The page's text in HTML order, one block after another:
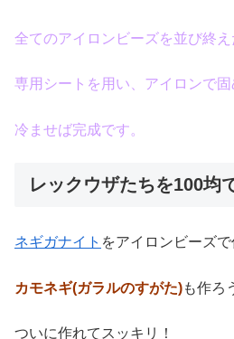
全てのアイロンビーズを並び終え
専用シートを用い、アイロンで固
冷ませば完成です。
レックウザたちを100均
ネギガナイト をアイロンビーズ
カモネギ(ガラルのすがた)も作ろ
ついに作れてスッキリ！